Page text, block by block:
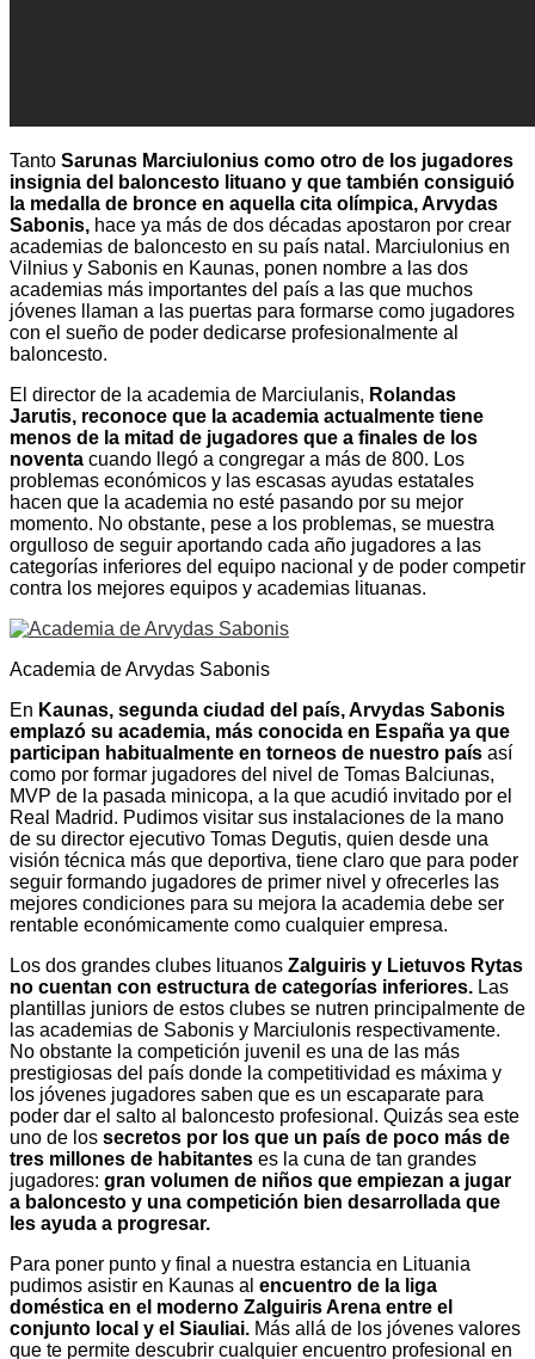
Tanto Sarunas Marciulonius como otro de los jugadores
insignia del baloncesto lituano y que también consiguió
la medalla de bronce en aquella cita olímpica, Arvydas
Sabonis, hace ya más de dos décadas apostaron por crear
academias de baloncesto en su país natal. Marciulonius en
Vilnius y Sabonis en Kaunas, ponen nombre a las dos
academias más importantes del país a las que muchos
jóvenes llaman a las puertas para formarse como jugadores
con el sueño de poder dedicarse profesionalmente al
baloncesto.
El director de la academia de Marciulanis, Rolandas
Jarutis, reconoce que la academia actualmente tiene
menos de la mitad de jugadores que a finales de los
noventa cuando llegó a congregar a más de 800. Los
problemas económicos y las escasas ayudas estatales
hacen que la academia no esté pasando por su mejor
momento. No obstante, pese a los problemas, se muestra
orgulloso de seguir aportando cada año jugadores a las
categorías inferiores del equipo nacional y de poder competir
contra los mejores equipos y academias lituanas.
Academia de Arvydas Sabonis
En Kaunas, segunda ciudad del país, Arvydas Sabonis
emplazó su academia, más conocida en España ya que
participan habitualmente en torneos de nuestro país así
como por formar jugadores del nivel de Tomas Balciunas,
MVP de la pasada minicopa, a la que acudió invitado por el
Real Madrid. Pudimos visitar sus instalaciones de la mano
de su director ejecutivo Tomas Degutis, quien desde una
visión técnica más que deportiva, tiene claro que para poder
seguir formando jugadores de primer nivel y ofrecerles las
mejores condiciones para su mejora la academia debe ser
rentable económicamente como cualquier empresa.
Los dos grandes clubes lituanos Zalguiris y Lietuvos Rytas
no cuentan con estructura de categorías inferiores. Las
plantillas juniors de estos clubes se nutren principalmente de
las academias de Sabonis y Marciulonis respectivamente.
No obstante la competición juvenil es una de las más
prestigiosas del país donde la competitividad es máxima y
los jóvenes jugadores saben que es un escaparate para
poder dar el salto al baloncesto profesional. Quizás sea este
uno de los secretos por los que un país de poco más de
tres millones de habitantes es la cuna de tan grandes
jugadores: gran volumen de niños que empiezan a jugar
a baloncesto y una competición bien desarrollada que
les ayuda a progresar.
Para poner punto y final a nuestra estancia en Lituania
pudimos asistir en Kaunas al encuentro de la liga
doméstica en el moderno Zalguiris Arena entre el
conjunto local y el Siauliai. Más allá de los jóvenes valores
que te permite descubrir cualquier encuentro profesional en